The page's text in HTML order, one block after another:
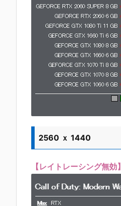
2560 ｘ 1440
【レイトレーシング無効】